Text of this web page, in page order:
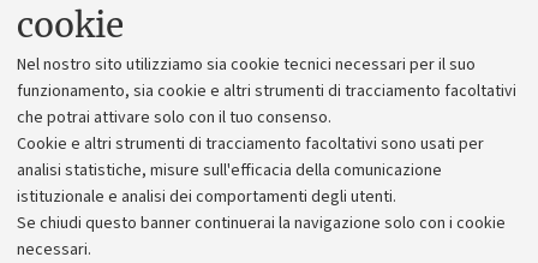
cookie
Nel nostro sito utilizziamo sia cookie tecnici necessari per il suo
funzionamento, sia cookie e altri strumenti di tracciamento facoltativi
che potrai attivare solo con il tuo consenso.
Cookie e altri strumenti di tracciamento facoltativi sono usati per
analisi statistiche, misure sull'efficacia della comunicazione
istituzionale e analisi dei comportamenti degli utenti.
Se chiudi questo banner continuerai la navigazione solo con i cookie
necessari.
Alumni community
Piano strategico
Bilanci
Donazioni e 5x1000
Merchandising - UniboStore